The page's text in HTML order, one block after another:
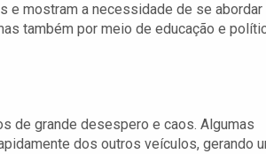
e mostram a necessidade de se abordar
também por meio de educação e
de grande desespero e caos. Algumas
dos outros veículos, gerando